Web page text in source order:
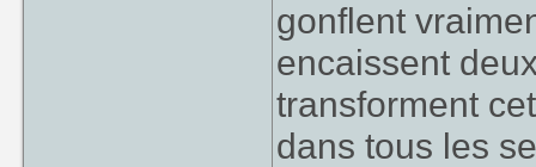
gonflent
encaissent
transforment
dans tous les